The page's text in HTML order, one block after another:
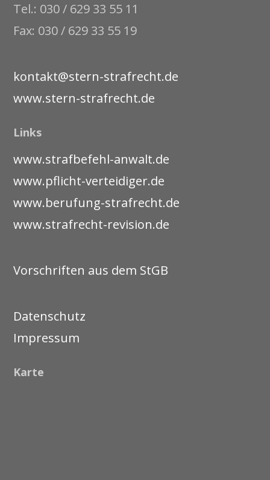
Tel.: 030 / 629 33 55 11
Fax: 030 / 629 33 55 19
kontakt@stern-strafrecht.de
www.stern-strafrecht.de
Links
www.strafbefehl-anwalt.de
www.pflicht-verteidiger.de
www.berufung-strafrecht.de
www.strafrecht-revision.de
Vorschriften aus dem StGB
Datenschutz
Impressum
Karte